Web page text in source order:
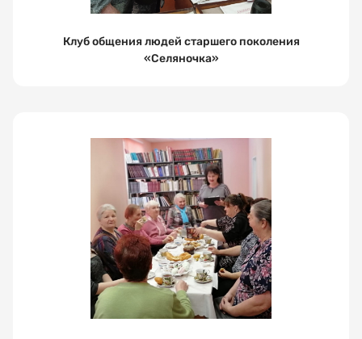
Клуб общения людей старшего поколения
«Селяночка»